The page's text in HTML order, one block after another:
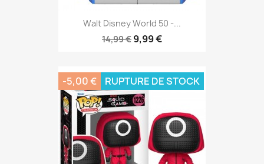
Walt Disney World 50 -...
14,99 € 9,99 €
-5,00 € RUPTURE DE STOCK